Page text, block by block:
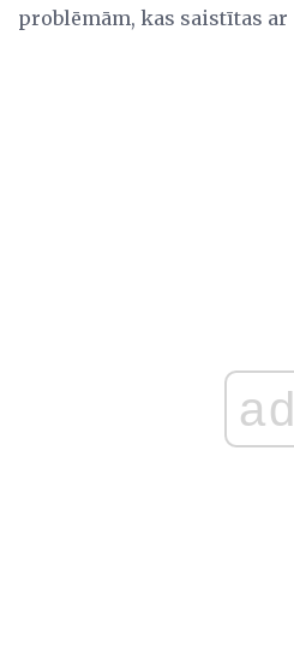
problēmām, kas saistītas ar
ad